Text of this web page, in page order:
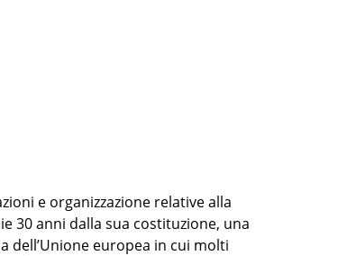
e organizzazione relative alla
30 anni dalla sua costituzione, una
europea in cui molti